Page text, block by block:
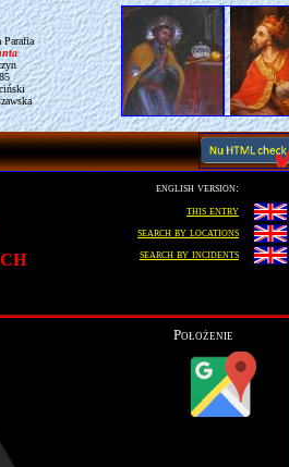
Parafia
english version:
this entry
search by locations
search by incidents
Położenie